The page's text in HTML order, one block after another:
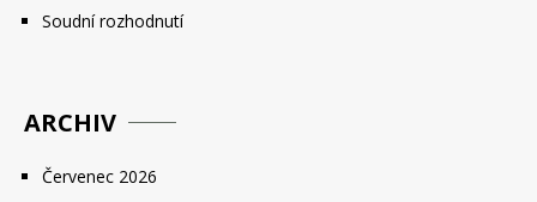
Soudní rozhodnutí
ARCHIV
Červenec 2026